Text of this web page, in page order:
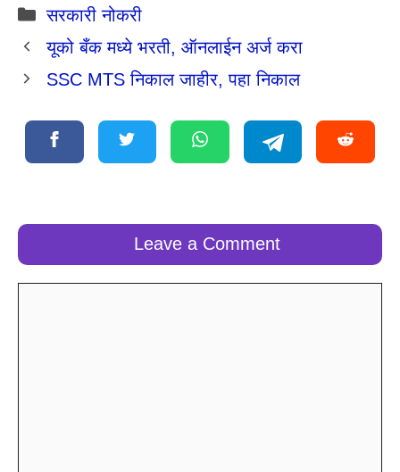
Categories
सरकारी नोकरी
यूको बँक मध्ये भरती, ऑनलाईन अर्ज करा
SSC MTS निकाल जाहीर, पहा निकाल
Leave a Comment